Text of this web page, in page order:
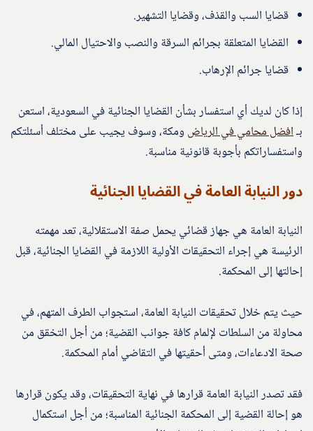
قضايا السب والقذف، وقضايا التشهير.
القضايا المتعلقة بجرائم السرقة والنصب والاحتيال المالي.
قضايا جرائم الإرهاب.
إذا كان لديك أي استفسار بشأن القضايا الجنائية في السعودية، استعن
بـافضل محامي في الرياض ومكة، وسوف يجيب على مختلف أسئلتكم
واستفساراتكم بأجوبة قانونية مناسبة.
دور النيابة العامة في القضايا الجنائية
النيابة العامة هي جهاز قضائي يحمل صفة الاستقلالية، تعد مهمته
الرئيسة هي إجراء التحقيقات الأولية اللازمة في القضايا الجنائية، قبل
إحالتها إلى المحكمة.
حيث يتم خلال تحقيقات النيابة العامة، استجواب الطرف المتهم، في
محاولة من السلطات لإلمام كافة جوانب القضية؛ من أجل التخقق من
صحة الادعاءات، ومتى أحقيتها في التقاضي أمام المحكمة.
فقد تصدر النيابة العامة قرارها في نهاية التحقيقات، وقد يكون قرارها
هو إحالة القضية إلى المحكمة الجنائية المناسبة؛ من أجل استكمال